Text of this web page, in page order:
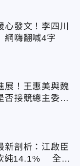
發文！李四川
嗨翻喊4字
展！王惠美與魏
接競總主委態
新剖析：江啟臣
純14.1% 全世